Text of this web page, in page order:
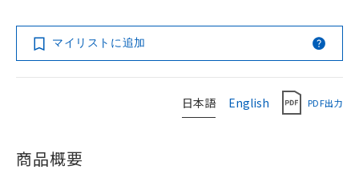
マイリストに追加
日本語 English PDF出力
商品概要